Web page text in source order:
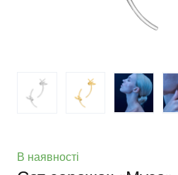
В наявності